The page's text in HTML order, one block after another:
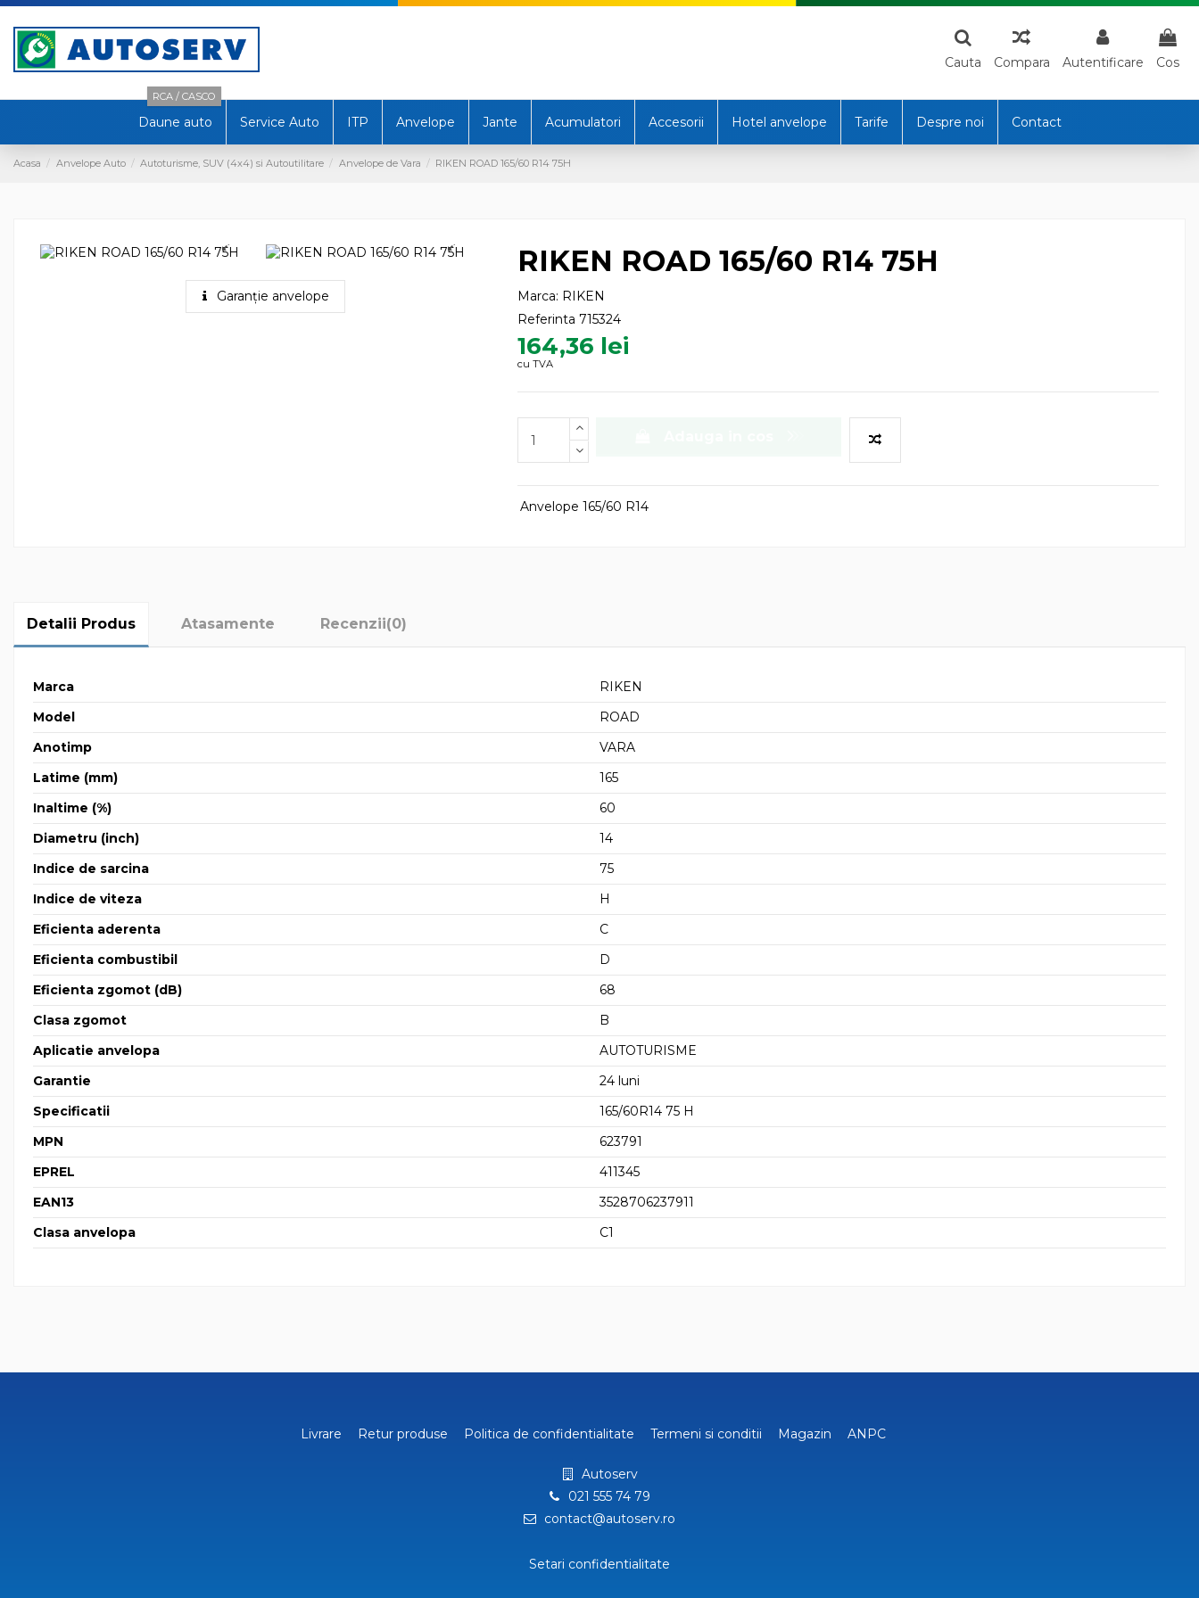
Cauta Compara Autentificare Cos
Daune auto
RCA / CASCO
Service Auto ITP Anvelope Jante Acumulatori Accesorii Hotel anvelope Tarife Despre noi Contact
Acasa Anvelope Auto Autoturisme, SUV (4x4) si Autoutilitare Anvelope de Vara RIKEN ROAD 165/60 R14 75H
Garanție anvelope
RIKEN ROAD 165/60 R14 75H
Marca: RIKEN
Referinta 715324
164,36 lei
cu TVA
Anvelope 165/60 R14
Detalii Produs Atasamente Recenzii(0)
Marca
RIKEN
Model
ROAD
Anotimp
VARA
Latime (mm)
165
Inaltime (%)
60
Diametru (inch)
14
Indice de sarcina
75
Indice de viteza
H
Eficienta aderenta
C
Eficienta combustibil
D
Eficienta zgomot (dB)
68
Clasa zgomot
B
Aplicatie anvelopa
AUTOTURISME
Garantie
24 luni
Specificatii
165/60R14 75 H
MPN
623791
EPREL
411345
EAN13
3528706237911
Clasa anvelopa
C1
Livrare Retur produse Politica de confidentialitate Termeni si conditii Magazin ANPC
Autoserv
021 555 74 79
contact@autoserv.ro
Setari confidentialitate